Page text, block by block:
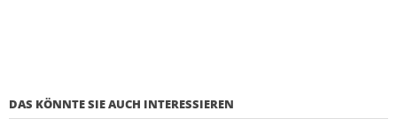
DAS KÖNNTE SIE AUCH INTERESSIEREN